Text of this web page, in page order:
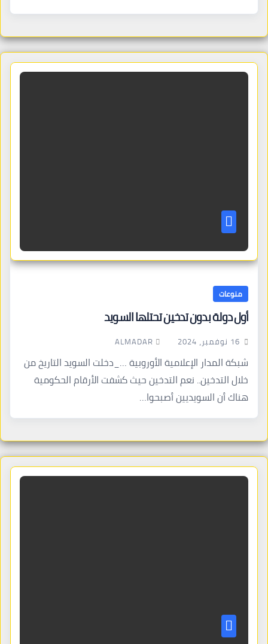
منوعات
أول دولة بدون تدخين تحتلها السويد
16 نوفمبر، 2024 ALMADAR
شبكة المدار الإعلامية الأوروبية …_دخلت السويد التاريخ من
خلال التدخين.. نعم التدخين حيث كشفت الأرقام الحكومية
هناك أن السويديين أصبحوا…